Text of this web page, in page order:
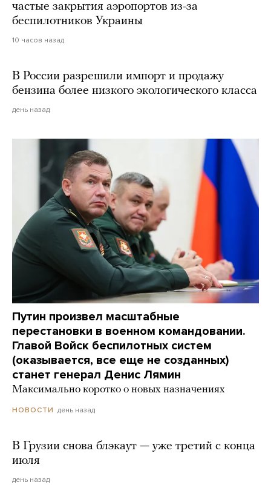
частые закрытия аэропортов из-за
беспилотников Украины
10 часов назад
В России разрешили импорт и продажу
бензина более низкого экологического класса
день назад
Путин произвел масштабные
перестановки в военном командовании.
Главой Войск беспилотных систем
(оказывается, все еще не созданных)
станет генерал Денис Лямин
Максимально коротко о новых назначениях
НОВОСТИ день назад
В Грузии снова блэкаут — уже третий с конца
июля
день назад